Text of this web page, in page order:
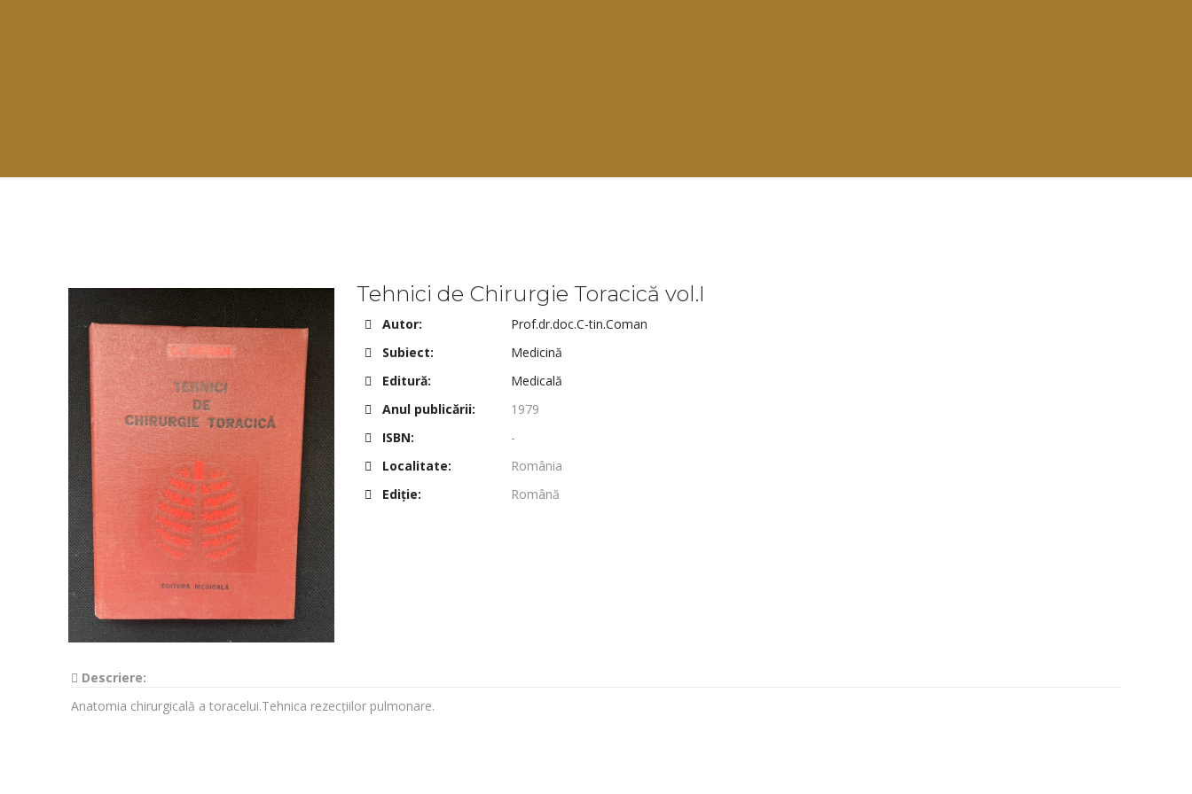
Tehnici de Chirurgie Toracică vol.I
Autor:
Prof.dr.doc.C-tin.Coman
Subiect:
Medicină
Editură:
Medicală
Anul publicării:
1979
ISBN:
-
Localitate:
România
Ediţie:
Română
Descriere:
Anatomia chirurgicală a toracelui.Tehnica rezecțiilor pulmonare.